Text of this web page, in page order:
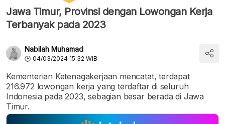
Jawa Timur, Provinsi dengan Lowongan Kerja
Terbanyak pada 2023
Nabilah Muhamad
04/03/2024 15:32 WIB
Kementerian Ketenagakerjaan mencatat, terdapat
216.972 lowongan kerja yang terdaftar di seluruh
Indonesia pada 2023, sebagian besar berada di Jawa
Timur.